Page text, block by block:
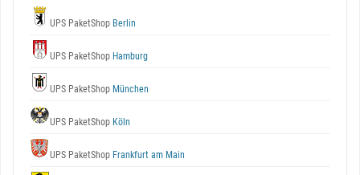
UPS PaketShop Berlin
UPS PaketShop Hamburg
UPS PaketShop München
UPS PaketShop Köln
UPS PaketShop Frankfurt am Main